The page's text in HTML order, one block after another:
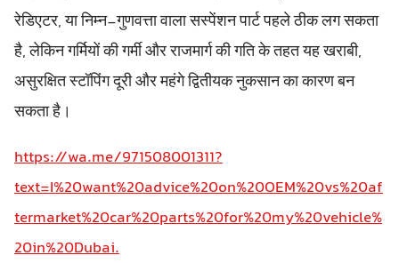
रेडिएटर, या निम्न-गुणवत्ता वाला सस्पेंशन पार्ट पहले ठीक लग सकता
है, लेकिन गर्मियों की गर्मी और राजमार्ग की गति के तहत यह खराबी,
असुरक्षित स्टॉपिंग दूरी और महंगे द्वितीयक नुकसान का कारण बन
सकता है।
https://wa.me/971508001311?
text=I%20want%20advice%20on%20OEM%20vs%20af
termarket%20car%20parts%20for%20my%20vehicle%
20in%20Dubai.